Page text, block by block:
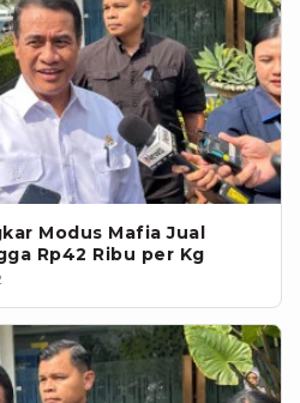
Modus Mafia Jual
Rp42 Ribu per Kg